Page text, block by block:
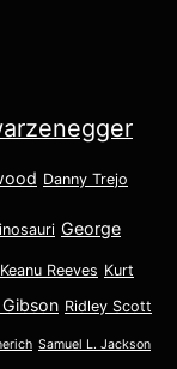
Danny Trejo
George
Keanu Reeves Kurt
Ridley Scott
Samuel L. Jackson